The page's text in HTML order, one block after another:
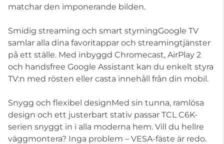
matchar den imponerande bilden.
Smidig streaming och smart styrningGoogle TV
samlar alla dina favoritappar och streamingtjänster
på ett ställe. Med inbyggd Chromecast, AirPlay 2
och handsfree Google Assistant kan du enkelt styra
TV:n med rösten eller casta innehåll från din mobil.
Snygg och flexibel designMed sin tunna, ramlösa
design och ett justerbart stativ passar TCL C6K-
serien snyggt in i alla moderna hem. Vill du hellre
väggmontera? Inga problem – VESA-fäste är redo.